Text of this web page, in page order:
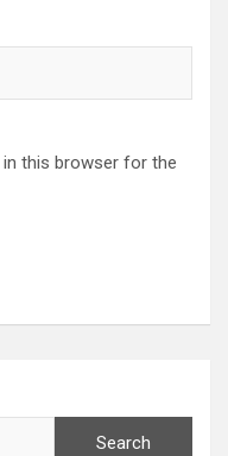
in this browser for the
Search